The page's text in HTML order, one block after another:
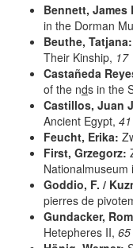
Bennett, James
in the Dorman
Beuthe, Tatjana:
Their Kinship, 17
Castañeda
of the nds in the
Castillos, Juan
Ancient Egypt, 41
Feucht, Erika:
First, Grzegorz:
Nationalmuseum
Goddio, F. /
pierres de
Gundacker,
Hetepheres II, 65